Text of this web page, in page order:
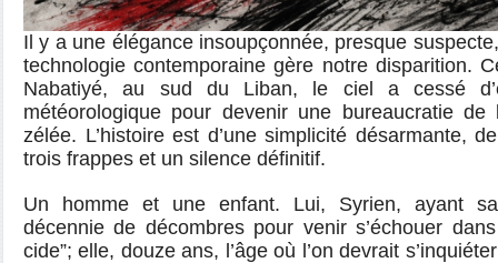
Il y a une élégance insoupçonnée, presque
technologie contemporaine gère notre disparition.
Nabatiyé, au sud du Liban, le ciel a cessé
météorologique pour devenir une bureaucratie de
zélée. L’histoire est d’une simplicité désarmante,
trois frappes et un silence définitif.
Un homme et une enfant. Lui, Syrien, ayant
décennie de décombres pour venir s’échouer
cide”; elle, douze ans, l’âge où l’on devrait